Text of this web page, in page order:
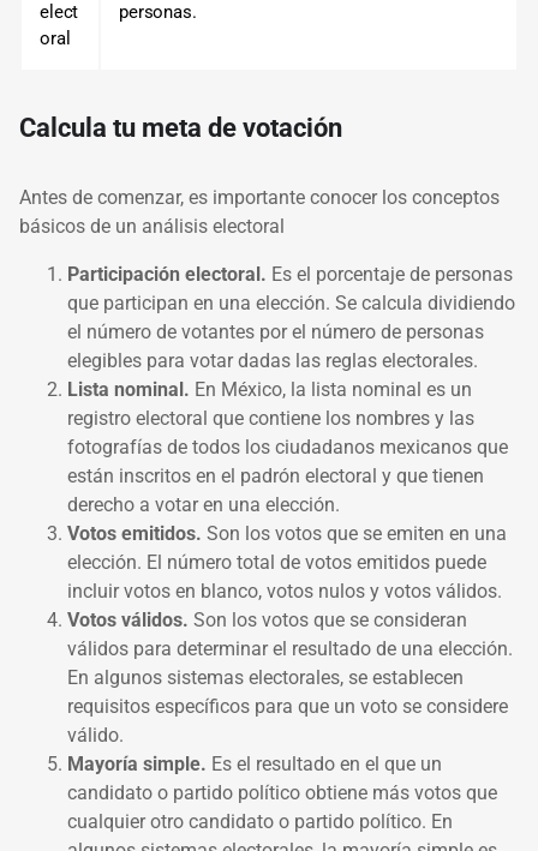
elect
oral
personas.
Calcula tu meta de votación
Antes de comenzar, es importante conocer los conceptos
básicos de un análisis electoral
Participación electoral. Es el porcentaje de personas
que participan en una elección. Se calcula dividiendo
el número de votantes por el número de personas
elegibles para votar dadas las reglas electorales.
Lista nominal. En México, la lista nominal es un
registro electoral que contiene los nombres y las
fotografías de todos los ciudadanos mexicanos que
están inscritos en el padrón electoral y que tienen
derecho a votar en una elección.
Votos emitidos. Son los votos que se emiten en una
elección. El número total de votos emitidos puede
incluir votos en blanco, votos nulos y votos válidos.
Votos válidos. Son los votos que se consideran
válidos para determinar el resultado de una elección.
En algunos sistemas electorales, se establecen
requisitos específicos para que un voto se considere
válido.
Mayoría simple. Es el resultado en el que un
candidato o partido político obtiene más votos que
cualquier otro candidato o partido político. En